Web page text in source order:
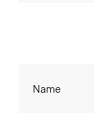
Name